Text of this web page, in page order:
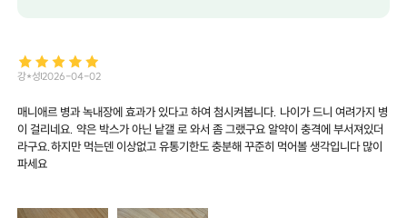
강*성2026-04-02
매니애르 병과 녹내장에 효과가 있다고 하여 첨시켜봅니다. 나이가 드니 여려가지 병
이 걸리네요. 약은 박스가 아닌 낱갤 로 와서 좀 그랬구요 알약이 충격에 부서져있더
라구요.하지만 먹는덴 이상없고 유통기한도 충분해 꾸준히 먹어볼 생각입니다 많이
파세요